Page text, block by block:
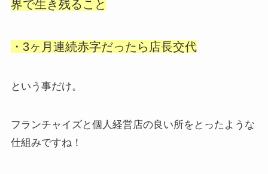
界で生き残ること
・ 3ヶ月連続赤字だったら店長交代
という事だけ。
フランチャイズと個人経営店の良い所をとったような
仕組みですね！